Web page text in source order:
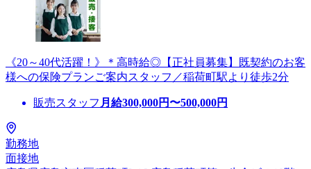
《20～40代活躍！》＊高時給◎【正社員募集】既契約のお客
様への保険プランご案内スタッフ／稲荷町駅より徒歩2分
販売スタッフ 月給300,000円〜500,000円
勤務地
面接地